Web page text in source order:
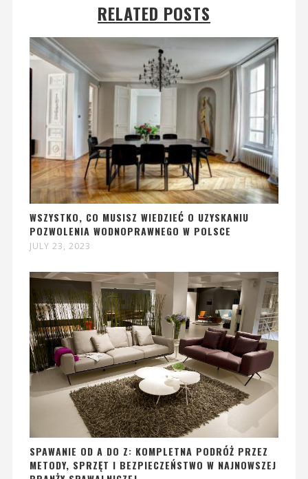
RELATED POSTS
WSZYSTKO, CO MUSISZ WIEDZIEĆ O UZYSKANIU
POZWOLENIA WODNOPRAWNEGO W POLSCE
JULY 23, 2023
SPAWANIE OD A DO Z: KOMPLETNA PODRÓŻ PRZEZ
METODY, SPRZĘT I BEZPIECZEŃSTWO W NAJNOWSZEJ